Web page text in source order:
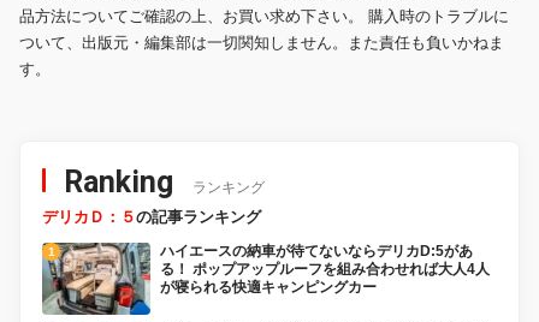
品方法についてご確認の上、お買い求め下さい。 購入時のトラブルに
ついて、出版元・編集部は一切関知しません。また責任も負いかねま
す。
Ranking ランキング
デリカＤ：５の記事ランキング
ハイエースの納車が待てないならデリカD:5があ
る！ ポップアップルーフを組み合わせれば大人4人
が寝られる快適キャンピングカー